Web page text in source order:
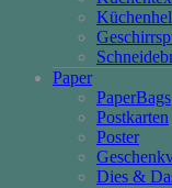
Paper
PaperBags
Postkarten
Poster
Dies &